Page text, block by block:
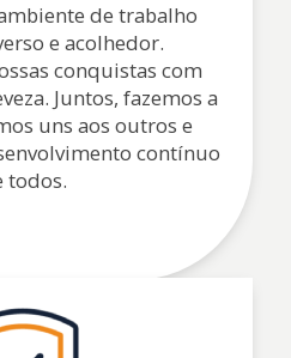
de trabalho
e acolhedor.
conquistas com
Juntos, fazemos a
uns aos outros e
contínuo
todos.